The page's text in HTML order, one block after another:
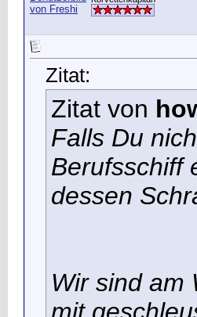
Zitat:
Zitat von
Falls Du
Berufsschiff
dessen
Wir sind am